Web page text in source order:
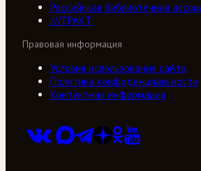
Российская библиотечная
///ТРАКТ
Правовая информация
Условия использования сайта
Политика конфиденциальности
Контактная информация